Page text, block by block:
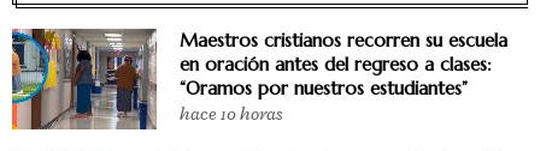
Maestros cristianos recorren su escuela
en oración antes del regreso a clases:
“Oramos por nuestros estudiantes”
hace 10 horas